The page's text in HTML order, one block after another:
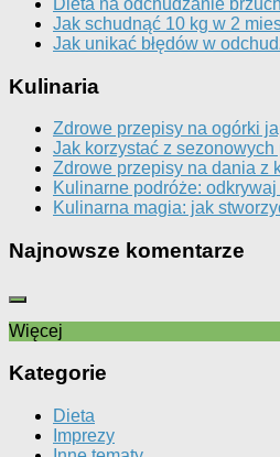
Jak schudnąć 10 kg w 2
Jak unikać błędów w
Kulinaria
Zdrowe przepisy na ogórki
Jak korzystać z
Zdrowe przepisy na dania z
Kulinarne podróże:
Kulinarna magia: jak
Najnowsze komentarze
Więcej
Kategorie
Dieta
Imprezy